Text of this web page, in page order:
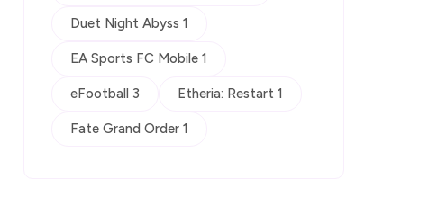
Duet Night Abyss 1
EA Sports FC Mobile 1
eFootball 3 Etheria: Restart 1
Fate Grand Order 1